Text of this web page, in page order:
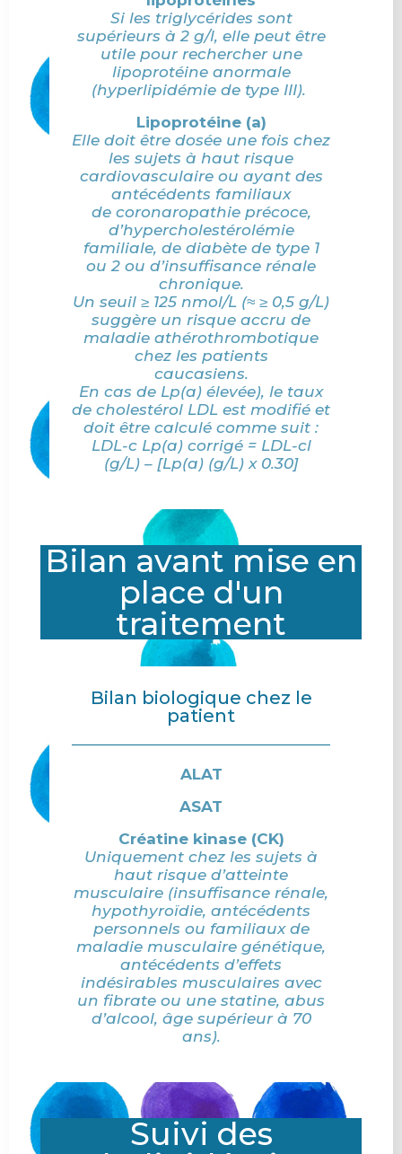
Si les triglycérides sont
supérieurs à 2 g/l, elle peut être
utile pour rechercher une
lipoprotéine anormale
(hyperlipidémie de type III).
Lipoprotéine (a)
Elle doit être dosée une fois chez
les sujets à haut risque
cardiovasculaire ou ayant des
antécédents familiaux
de coronaropathie précoce,
d’hypercholestérolémie
familiale, de diabète de type 1
ou 2 ou d’insuffisance rénale
chronique.
Un seuil ≥ 125 nmol/L (≈ ≥ 0,5 g/L)
suggère un risque accru de
maladie athérothrombotique
chez les patients
caucasiens.
En cas de Lp(a) élevée), le taux
de cholestérol LDL est modifié et
doit être calculé comme suit :
LDL-c Lp(a) corrigé = LDL-cl
(g/L) – [Lp(a) (g/L) x 0.30]
Bilan avant mise en
place d'un
traitement
Bilan biologique chez le
patient
ALAT
ASAT
Créatine kinase (CK)
Uniquement chez les sujets à
haut risque d’atteinte
musculaire (insuffisance rénale,
hypothyroïdie, antécédents
personnels ou familiaux de
maladie musculaire génétique,
antécédents d’effets
indésirables musculaires avec
un fibrate ou une statine, abus
d’alcool, âge supérieur à 70
ans).
Suivi des